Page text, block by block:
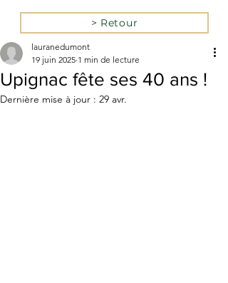
> Retour
Upignac fête ses 40 ans !
lauranedumont
19 juin 2025 1 min de lecture
Dernière mise à jour : 29 avr.